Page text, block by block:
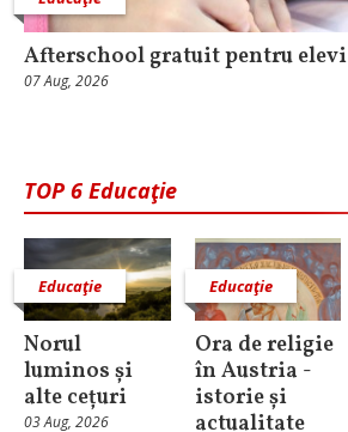
Afterschool gratuit pentru elevi
07 Aug, 2026
TOP 6 Educaţie
Educaţie
Norul
luminos și
alte cețuri
03 Aug, 2026
Educaţie
Ora de religie
în Austria -
istorie și
actualitate